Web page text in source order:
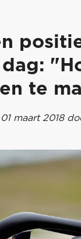
te
maart 2018